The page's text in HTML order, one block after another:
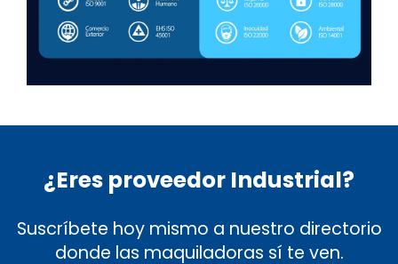
¿Eres proveedor Industrial?
Suscríbete hoy mismo a nuestro directorio
donde las maquiladoras sí te ven.